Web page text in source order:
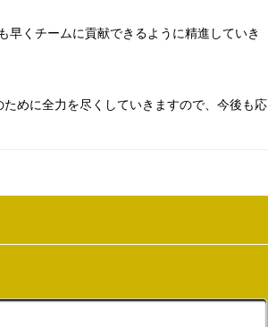
早くチームに貢献できるように精進していき
めに全力を尽くしていきますので、今後も応